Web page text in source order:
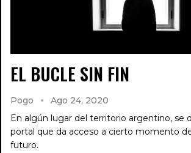
EL BUCLE SIN FIN
Pogo
Ago 24, 2020
En algún lugar del territorio argentino, se
portal que da acceso a cierto momento
futuro.